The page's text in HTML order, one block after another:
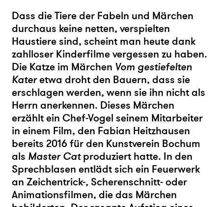
Dass die Tiere der Fabeln und Märchen
durchaus keine netten, verspielten
Haustiere sind, scheint man heute dank
zahlloser Kinderfilme vergessen zu haben.
Die Katze im Märchen Vom gestiefelten
Kateretwa droht den Bauern, dass sie
erschlagen werden, wenn sie ihn nicht als
Herrn anerkennen. Dieses Märchen
erzählt ein Chef-Vogel seinem Mitarbeiter
in einem Film, den Fabian Heitzhausen
bereits 2016 für den Kunstverein Bochum
als Master Catproduziert hatte. In den
Sprechblasen entlädt sich ein Feuerwerk
an Zeichentrick-, Scherenschnitt- oder
Animationsfilmen, die das Märchen